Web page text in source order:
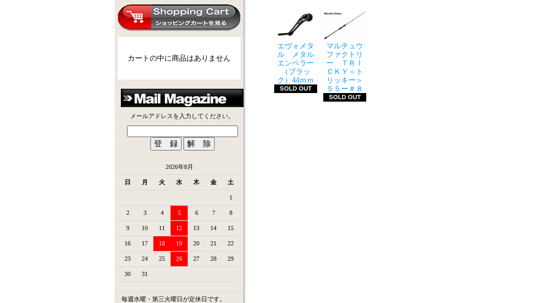
カートの中に商品はありません
メールアドレスを入力してください。
2026年8月
日 月 火 水 木 金 土
1
2 3 4 5 6 7 8
9 10 11 12 13 14 15
16 17 18 19 20 21 22
23 24 25 26 27 28 29
30 31
毎週水曜・第三火曜日が定休日です。
エヴォメタ
ル メタル
エンペラー
（ブラッ
ク）44ｍｍ
SOLD OUT
マルチュウ
ファクトリ
ー ＴＲＩ
ＣＫＹ＜ト
リッキー＞
５５ー＃８
SOLD OUT